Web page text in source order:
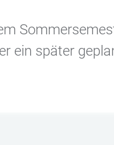
ein später